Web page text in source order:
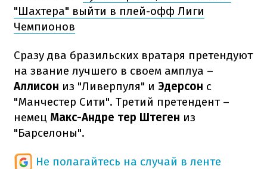
"Шахтера" выйти в плей-офф Лиги
Чемпионов
Сразу два бразильских вратаря претендуют
на звание лучшего в своем амплуа –
Аллисон из "Ливерпуля" и Эдерсон с
"Манчестер Сити". Третий претендент –
немец Макс-Андре тер Штеген из
"Барселоны".
Не полагайтесь на случай в ленте